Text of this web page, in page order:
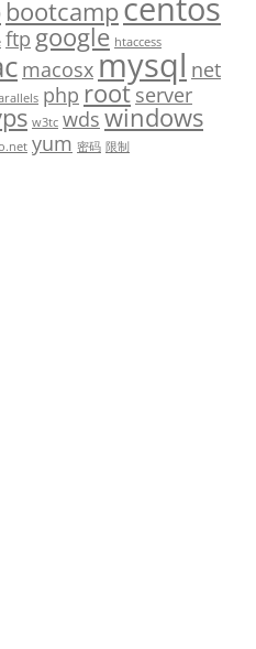
bootcampcentos
ftp google htaccess
macosxmysql net
php root server
w3tc wds windows
yum 密码 限制